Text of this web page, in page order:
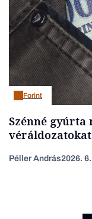
Forint
Szénné
Péller András2026.